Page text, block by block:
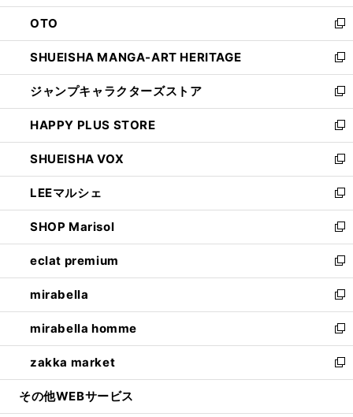
ウ
で
開
く
ン
ド
ウ
で
開
く
OTO
新
し
い
ウ
ィ
ン
ド
ウ
で
開
く
SHUEISHA MANGA-ART HERITAGE
新
し
い
ウ
ィ
ン
ド
ウ
で
開
く
ジャンプキャラクターズストア
新
し
い
ウ
ィ
ン
ド
ウ
で
開
く
HAPPY PLUS STORE
新
し
い
ウ
ィ
ン
ド
ウ
で
開
く
SHUEISHA VOX
新
し
い
ウ
ィ
ン
ド
ウ
で
開
く
LEEマルシェ
新
し
い
ウ
ィ
ン
ド
ウ
で
開
く
SHOP Marisol
新
し
い
ウ
ィ
ン
ド
ウ
で
開
eclat premium
新
し
い
ウ
ィ
ン
ド
ウ
開
mirabella
新
し
い
ウ
ィ
ン
ウ
mirabella homme
新
し
い
ウ
zakka market
新
し
その他WEBサービス